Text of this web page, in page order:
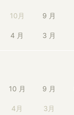
10月 9 月
4 月 3 月
10 月 9 月
4月 3月